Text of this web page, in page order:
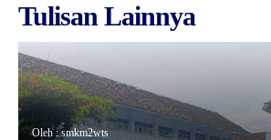
Tulisan Lainnya
Oleh : smkm2wts